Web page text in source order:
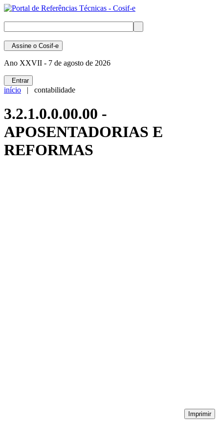
Assine o Cosif-e
Ano XXVII - 7 de agosto de 2026
Entrar
início | contabilidade
3.2.1.0.0.00.00 -
APOSENTADORIAS E
REFORMAS
Imprimir